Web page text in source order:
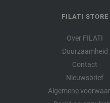
FILATI STORE
Over FILATI
Duurzaamheid
Contact
Nieuwsbrief
Algemene